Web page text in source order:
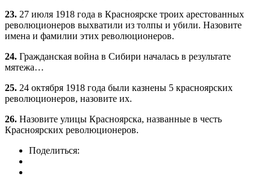
23. 27 июля 1918 года в Красноярске троих арестованных
революционеров выхватили из толпы и убили. Назовите
имена и фамилии этих революционеров.
24. Гражданская война в Сибири началась в результате
мятежа…
25. 24 октября 1918 года были казнены 5 красноярских
революционеров, назовите их.
26. Назовите улицы Красноярска, названные в честь
Красноярских революционеров.
Поделиться: